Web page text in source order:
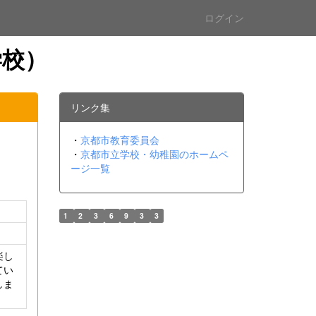
ログイン
）
い
リンク集
・ 京都市教育委員会
・ 京都市立学校・幼稚園のホームペ
ージ一覧
1 2 3 6 9 3 3